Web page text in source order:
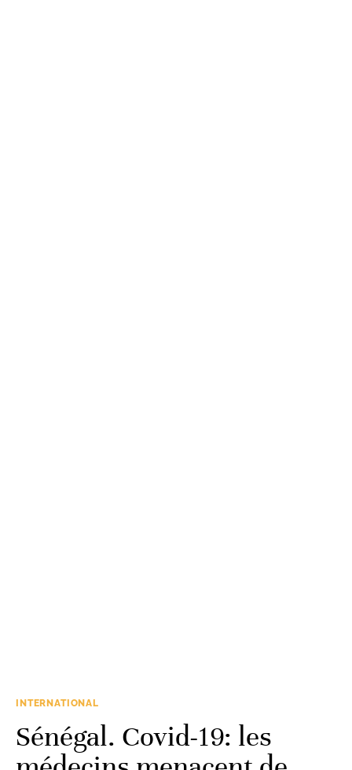
INTERNATIONAL
Sénégal. Covid-19: les